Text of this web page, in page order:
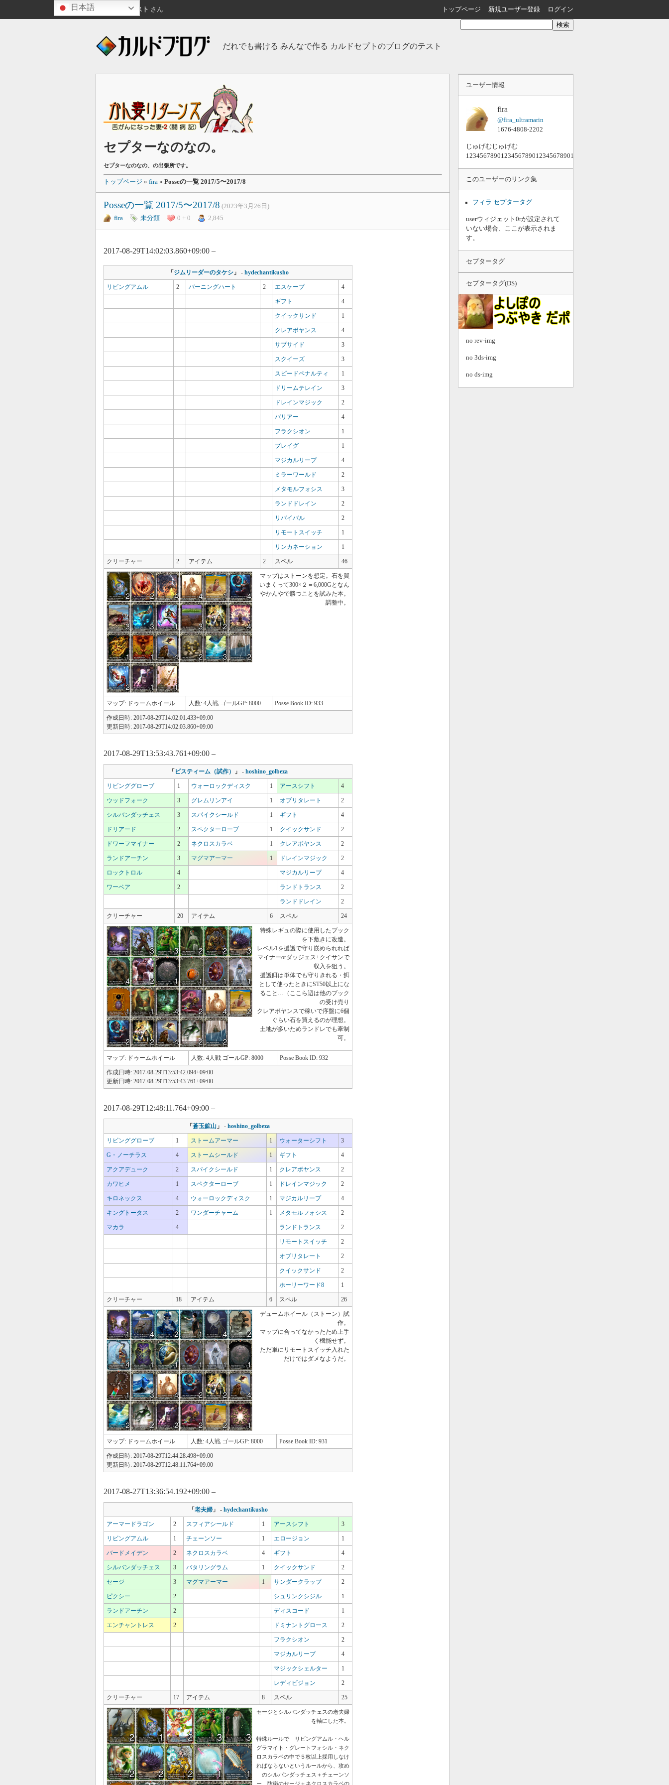
ゲスト さん トップページ 新規ユーザー登録 ログイン
だれでも書ける みんなで作る カルドセプトのブログのテスト
セプターなのなの。
セプターなのなの、の出張所です。
トップページ » fira » Posseの一覧 2017/5〜2017/8
Posseの一覧 2017/5〜2017/8 (2023年3月26日)
fira
未分類 0 + 0 2,845
2017-08-29T14:02:03.860+09:00 –
「ジムリーダーのタケシ」 - hydechantikusho
リビングアムル 2 バーニングハート 2 エスケープ 4
ギフト 4
クイックサンド 1
クレアボヤンス 4
サブサイド 3
スクイーズ 3
スピードペナルティ 1
ドリームテレイン 3
ドレインマジック 2
バリアー 4
フラクシオン 1
プレイグ 1
マジカルリープ 4
ミラーワールド 2
メタモルフォシス 3
ランドドレイン 2
リバイバル 2
リモートスイッチ 1
リンカネーション 1
クリーチャー 2 アイテム 2 スペル 46
マップはストーンを想定。石を買
いまくって300×２＝6,000Gとなん
やかんやで勝つことを試みた本。
調整中。
マップ: ドゥームホイール 人数: 4人戦 ゴールGP: 8000 Posse Book ID: 933
作成日時: 2017-08-29T14:02:01.433+09:00
更新日時: 2017-08-29T14:02:03.860+09:00
2017-08-29T13:53:43.761+09:00 –
「ビスティーム（試作） 」 - hoshino_golbeza
リビンググローブ 1 ウォーロックディスク 1 アースシフト 4
ウッドフォーク 3 グレムリンアイ 1 オブリタレート 2
シルバンダッチェス 3 スパイクシールド 1 ギフト 4
ドリアード 2 スペクターローブ 1 クイックサンド 2
ドワーフマイナー 2 ネクロスカラベ 1 クレアボヤンス 2
ランドアーチン 3 マグマアーマー 1 ドレインマジック 2
ロックトロル 4 マジカルリープ 4
ワーベア 2 ランドトランス 2
ランドドレイン 2
クリーチャー 20 アイテム 6 スペル 24
特殊レギュの際に使用したブック
を下敷きに改造。
レベル1を援護で守り嵌められれば
マイナーorダッジェス+クイサンで
収入を狙う。
援護餌は単体でも守りきれる・餌
として使ったときにST50以上にな
ること…（ここら辺は他のブック
の受け売り
クレアボヤンスで稼いで序盤に6個
ぐらい石を買えるのが理想。
土地が多いためランドレでも牽制
可。
マップ: ドゥームホイール 人数: 4人戦 ゴールGP: 8000 Posse Book ID: 932
作成日時: 2017-08-29T13:53:42.094+09:00
更新日時: 2017-08-29T13:53:43.761+09:00
2017-08-29T12:48:11.764+09:00 –
「蒼玉鉱山」 - hoshino_golbeza
リビンググローブ 1 ストームアーマー 1 ウォーターシフト 3
G・ノーチラス 4 ストームシールド 1 ギフト 4
アクアデューク 2 スパイクシールド 1 クレアボヤンス 2
カワヒメ 1 スペクターローブ 1 ドレインマジック 2
キロネックス 4 ウォーロックディスク 1 マジカルリープ 4
キングトータス 2 ワンダーチャーム 1 メタモルフォシス 2
マカラ 4 ランドトランス 2
リモートスイッチ 2
オブリタレート 2
クイックサンド 2
ホーリーワード8 1
クリーチャー 18 アイテム 6 スペル 26
デュームホイール（ストーン）試
作。
マップに合ってなかったため上手
く機能せず。
ただ単にリモートスイッチ入れた
だけではダメなようだ。
マップ: ドゥームホイール 人数: 4人戦 ゴールGP: 8000 Posse Book ID: 931
作成日時: 2017-08-29T12:44:28.498+09:00
更新日時: 2017-08-29T12:48:11.764+09:00
2017-08-27T13:36:54.192+09:00 –
「老夫婦」 - hydechantikusho
アーマードラゴン 2 スフィアシールド 1 アースシフト 3
リビングアムル 1 チェーンソー 1 エロージョン 1
バードメイデン 2 ネクロスカラベ 4 ギフト 4
シルバンダッチェス 3 バタリングラム 1 クイックサンド 2
セージ 3 マグマアーマー 1 サンダークラップ 2
ピクシー 2 シュリンクシジル 1
ランドアーチン 2 ディスコード 1
エンチャントレス 2 ドミナントグロース 2
フラクシオン 2
マジカルリープ 4
マジックシェルター 1
レディビジョン 2
クリーチャー 17 アイテム 8 スペル 25
セージとシルバンダッチェスの老夫婦
を軸にした本。
特殊ルールで リビングアムル・ヘル
グラマイト・グレートフォシル・ネク
ロスカラベの中で５枚以上採用しなけ
ればならないというルールから、攻め
のシルバンダッチェス＋チェーンソ
ー、防衛のセージ＋ネクロスカラベの
ユーザー情報
fira
@fira_ultramarin
1676-4808-2202
じゅげむじゅげむ
このユーザーのリンク集
フィラ セプタータグ
userウィジェット0rが設定されて
いない場合、ここが表示されま
す。
セプタータグ
セプタータグ(DS)
no rev-img
no 3ds-img
no ds-img
日本語